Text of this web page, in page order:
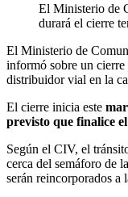
El Ministerio de
durará el cierre
El Ministerio de
informó sobre un
distribuidor vial en la
El cierre inicia este
previsto que finalice
Según el CIV, el
cerca del semáforo de
serán reincorporados a